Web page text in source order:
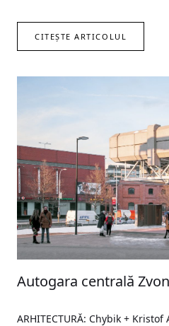
CITEȘTE ARTICOLUL
Autogara centrală
ARHITECTURĂ: Chybik +